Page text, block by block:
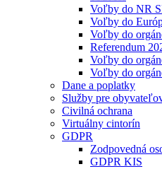
Voľby do NR
Voľby do
Voľby do
Referendum
Voľby do
Voľby do
Dane a poplatky
Služby pre
Civilná ochrana
Virtuálny cintorín
GDPR
Zodpovedná
GDPR KIS